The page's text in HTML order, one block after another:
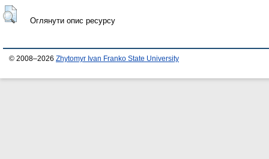
Оглянути опис ресурсу
© 2008–2026 Zhytomyr Ivan Franko State University